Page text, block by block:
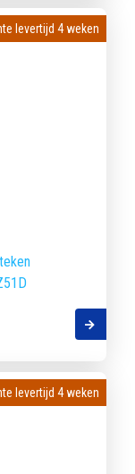
levertijd 4 weken
levertijd 4 weken
levertijd 4 weken
levertijd 4 weken